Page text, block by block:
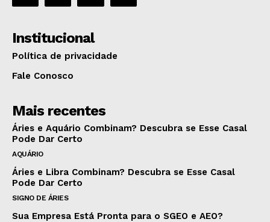
Institucional
Política de privacidade
Fale Conosco
Mais recentes
Áries e Aquário Combinam? Descubra se Esse Casal
Pode Dar Certo
AQUÁRIO
Áries e Libra Combinam? Descubra se Esse Casal
Pode Dar Certo
SIGNO DE ÁRIES
Sua Empresa Está Pronta para o SGEO e AEO?